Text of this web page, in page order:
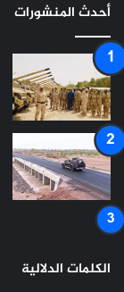
أحدث المنشورات
الكلمات الدلالية